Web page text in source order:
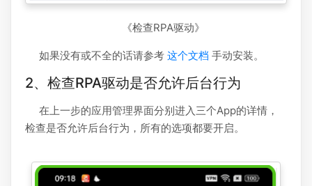
《检查RPA驱动》
如果没有或不全的话请参考 这个文档 手动安装。
2、检查RPA驱动是否允许后台行为
在上一步的应用管理界面分别进入三个App的详情，
检查是否允许后台行为，所有的选项都要开启。